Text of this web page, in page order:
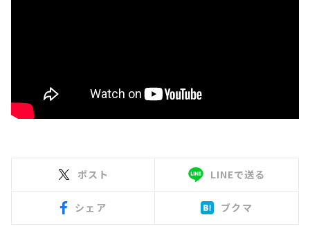
ポスト LINEで送る
シェア ブクマ